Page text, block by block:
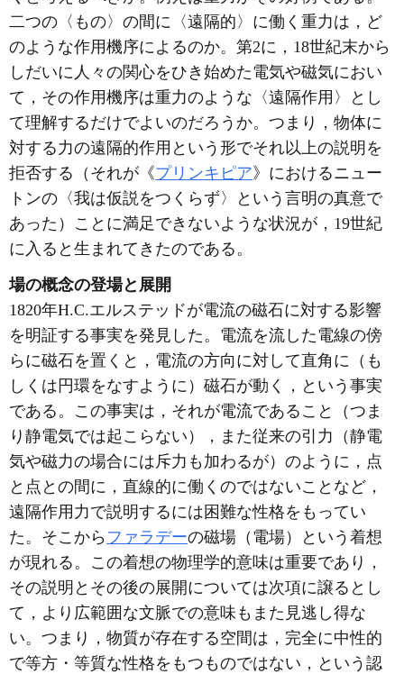
二つの〈もの〉の間に〈遠隔的〉に働く重力は，ど
のような作用機序によるのか。第2に，18世紀末から
しだいに人々の関心をひき始めた電気や磁気におい
て，その作用機序は重力のような〈遠隔作用〉とし
て理解するだけでよいのだろうか。つまり，物体に
対する力の遠隔的作用という形でそれ以上の説明を
拒否する（それが《プリンキピア》におけるニュー
トンの〈我は仮説をつくらず〉という言明の真意で
あった）ことに満足できないような状況が，19世紀
に入ると生まれてきたのである。
場の概念の登場と展開
1820年H.C.エルステッドが電流の磁石に対する影響
を明証する事実を発見した。電流を流した電線の傍
らに磁石を置くと，電流の方向に対して直角に（も
しくは円環をなすように）磁石が動く，という事実
である。この事実は，それが電流であること（つま
り静電気では起こらない），また従来の引力（静電
気や磁力の場合には斥力も加わるが）のように，点
と点との間に，直線的に働くのではないことなど，
遠隔作用力で説明するには困難な性格をもってい
た。そこから ファラデーの磁場（電場）という着想
が現れる。この着想の物理学的意味は重要であり，
その説明とその後の展開については次項に譲るとし
て，より広範囲な文脈での意味もまた見逃し得な
い。つまり，物質が存在する空間は，完全に中性的
で等方・等質な性格をもつものではない，という認